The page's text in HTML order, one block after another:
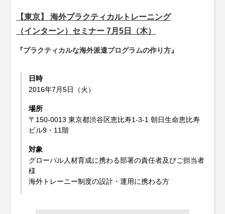
【東京】 海外プラクティカルトレーニング
（インターン）セミナー 7月5日（木）
『プラクティカルな海外派遣プログラムの作り方』
日時
2016年7月5日（火）
場所
〒150-0013 東京都渋谷区恵比寿1-3-1 朝日生命恵比寿
ビル9・11階
対象
グローバル人材育成に携わる部署の責任者及びご担当者
様
海外トレーニー制度の設計・運用に携わる方